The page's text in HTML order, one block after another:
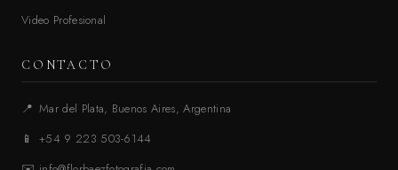
Video Profesional
CONTACTO
📍 Mar del Plata, Buenos Aires, Argentina
📱
+54 9 223 503-6144